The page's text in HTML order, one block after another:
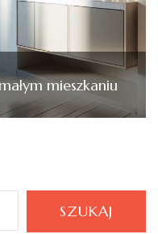
mieszkaniu
SZUKAJ